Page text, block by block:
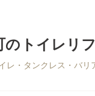
の トイレリ
レ・タンクレス・バリ